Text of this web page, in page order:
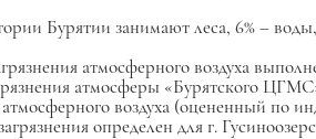
Бурятии занимают леса, 6% –
атмосферного воздуха
атмосферы «Бурятского
воздуха (оцененный по
определен для г.